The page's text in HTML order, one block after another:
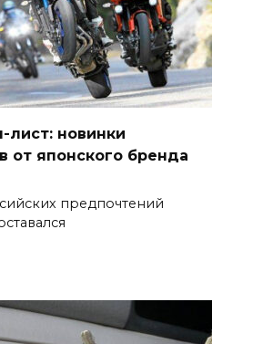
лист: новинки
от японского бренда
предпочтений